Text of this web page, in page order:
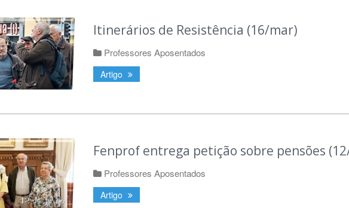
Itinerários de Resistência (16/mar)
Professores Aposentados
Artigo
Fenprof entrega petição sobre pensões
Professores Aposentados
Artigo